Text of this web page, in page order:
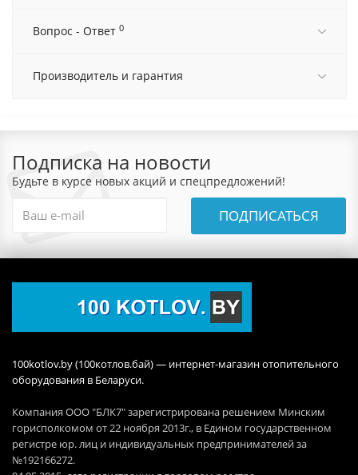
Вопрос - Ответ 0
Производитель и гарантия
Подписка на новости
Будьте в курсе новых акций и спецпредложений!
ПОДПИСАТЬСЯ
100kotlov.by (100котлов.бай) — интернет-магазин отопительного
оборудования в Беларуси.
Компания ООО "БЛК7" зарегистрирована решением Минским
горисполкомом от 22 ноября 2013г., в Едином государственном
регистре юр. лиц и индивидуальных предпринимателей за
№192166272.